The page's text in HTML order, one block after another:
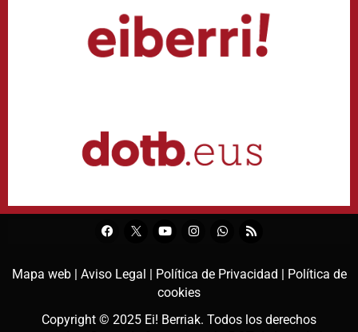
Mapa web | Aviso Legal | Política de Privacidad | Política de
cookies
Copyright © 2025 Ei! Berriak. Todos los derechos